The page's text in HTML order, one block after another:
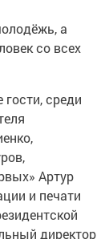
а
со всех
среди
Артур
и печати
директор